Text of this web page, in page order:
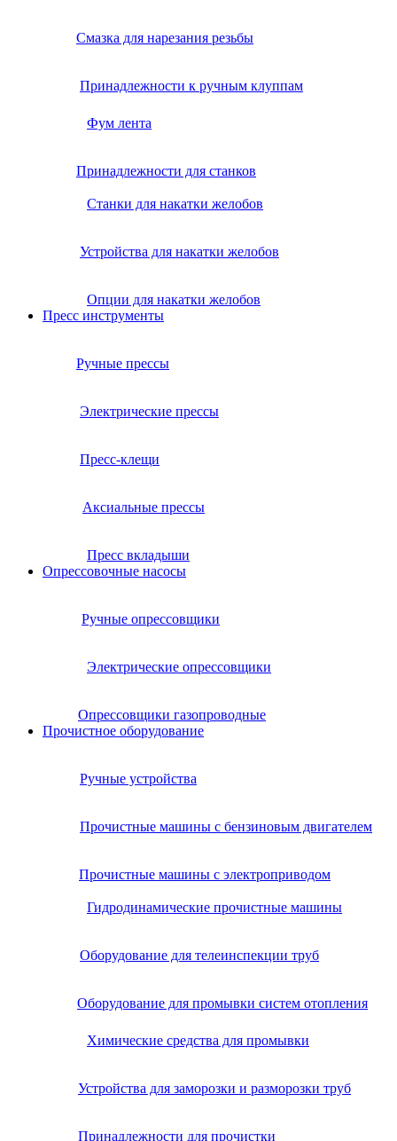
Смазка для нарезания резьбы
Принадлежности к ручным клуппам
Фум лента
Принадлежности для станков
Станки для накатки желобов
Устройства для накатки желобов
Опции для накатки желобов
Пресс инструменты
Ручные прессы
Электрические прессы
Пресс-клещи
Аксиальные прессы
Пресс вкладыши
Опрессовочные насосы
Ручные опрессовщики
Электрические опрессовщики
Опрессовщики газопроводные
Прочистное оборудование
Ручные устройства
Прочистные машины с бензиновым двигателем
Прочистные машины с электроприводом
Гидродинамические прочистные машины
Оборудование для телеинспекции труб
Оборудование для промывки систем отопления
Химические средства для промывки
Устройства для заморозки и разморозки труб
Принадлежности для прочистки